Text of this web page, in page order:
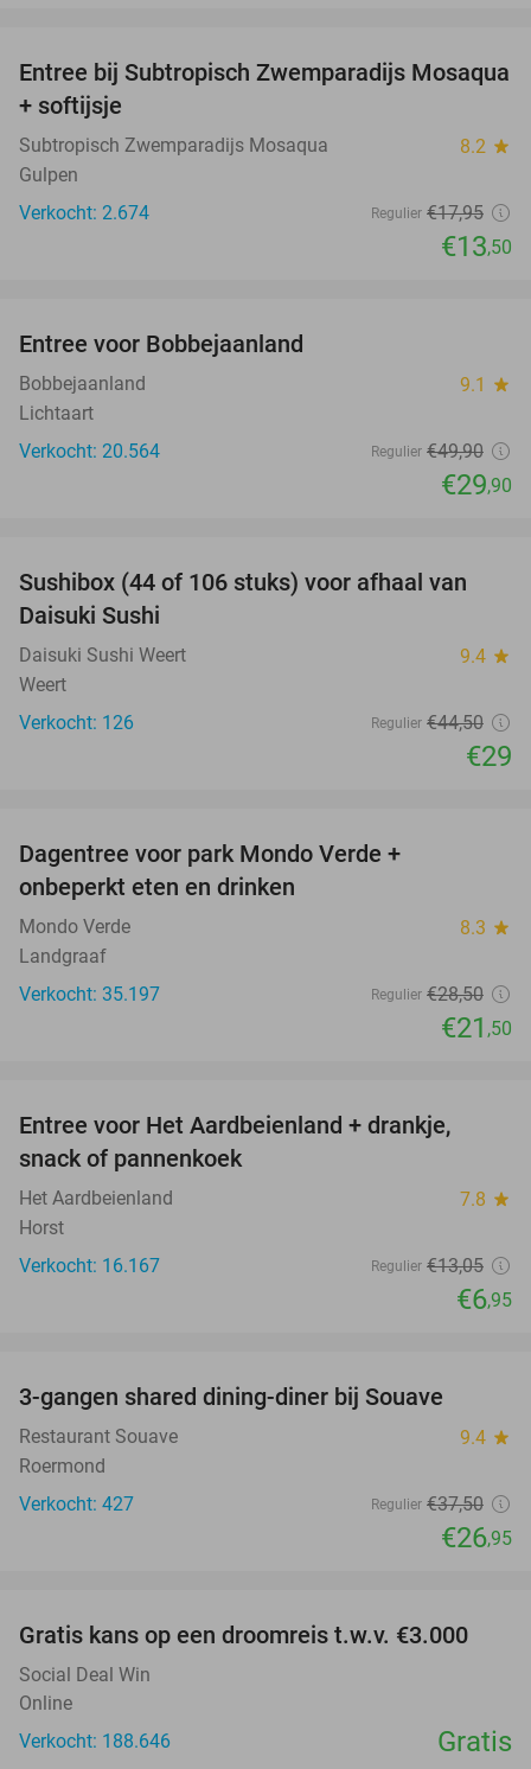
25%
Entree bij Subtropisch Zwemparadijs Mosaqua
+ softijsje
Subtropisch Zwemparadijs Mosaqua 8.2 star
Gulpen
Verkocht: 2.674
Regulier €17,95
€13,50
Entree voor Bobbejaanland
Bobbejaanland 9.1 star
Lichtaart
Verkocht: 20.564
Regulier €49,90
€29,90
35%
Sushibox (44 of 106 stuks) voor afhaal van
Daisuki Sushi
Daisuki Sushi Weert 9.4 star
Weert
Verkocht: 126
Regulier €44,50
€29
Dagentree voor park Mondo Verde +
onbeperkt eten en drinken
Mondo Verde 8.3 star
Landgraaf
Verkocht: 35.197
Regulier €28,50
€21 ,50
Entree voor Het Aardbeienland + drankje,
snack of pannenkoek
Het Aardbeienland 7.8 star
Horst
Verkocht: 16.167
Regulier €13,05
€6,95
3-gangen shared dining-diner bij Souave
Restaurant Souave 9.4 star
Roermond
Verkocht: 427
Regulier €37,50
€26,95
Gratis kans op een droomreis t.w.v. €3.000
Social Deal Win
Online
Verkocht: 188.646
Gratis